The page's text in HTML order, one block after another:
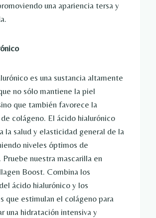
una apariencia tersa y
es una sustancia altamente
no sólo mantiene la piel
que también favorece la
colágeno. El ácido hialurónico
la salud y elasticidad general de la
niveles óptimos de
Pruebe nuestra mascarilla en
Boost. Combina los
ácido hialurónico y los
que estimulan el colágeno para
una hidratación intensiva y